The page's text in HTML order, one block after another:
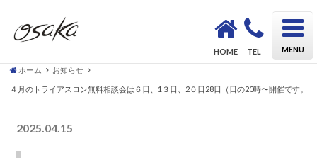
HOME TEL MENU
ホーム お知らせ
４月のトライアスロン無料相談会は６日、1３日、2０日28日（日の20時〜開催です。
2025.04.15